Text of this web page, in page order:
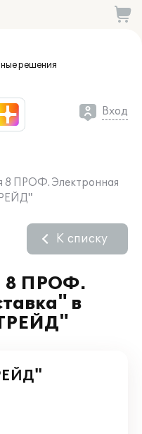
решения
Вход
8 ПРОФ. Электронная
8 ПРОФ.
в
К списку